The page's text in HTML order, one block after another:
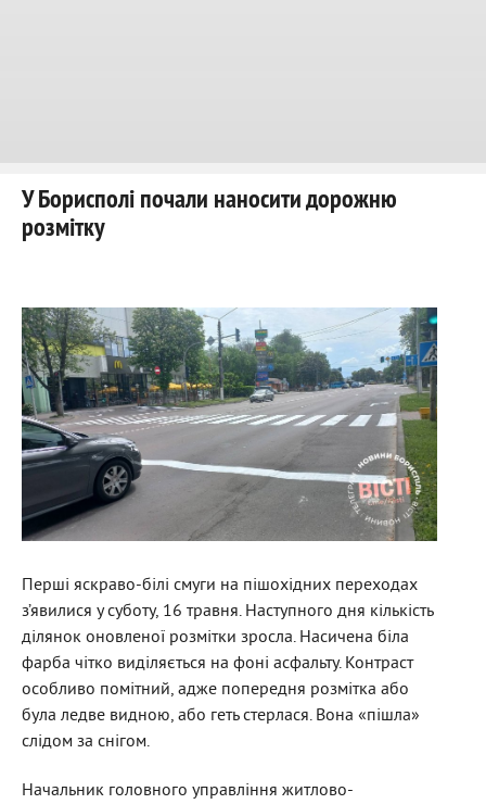
У Борисполі почали наносити дорожню
розмітку
Перші яскраво-білі смуги на пішохідних переходах
з’явилися у суботу, 16 травня. Наступного дня кількість
ділянок оновленої розмітки зросла. Насичена біла
фарба чітко виділяється на фоні асфальту. Контраст
особливо помітний, адже попередня розмітка або
була ледве видною, або геть стерлася. Вона «пішла»
слідом за снігом.
Начальник головного управління житлово-